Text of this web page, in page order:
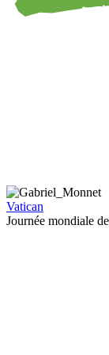
Vatican
Journée mondiale